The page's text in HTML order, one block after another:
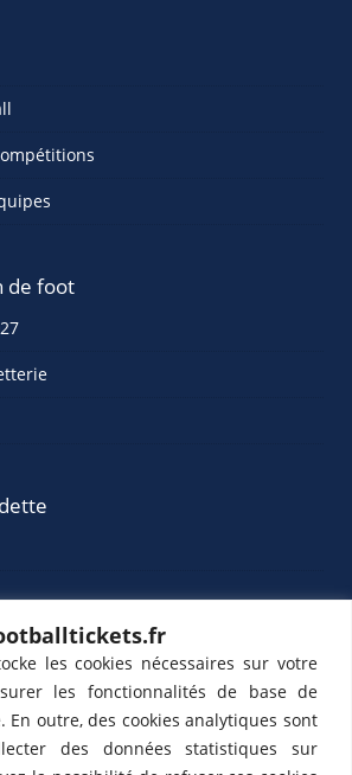
les cookies nécessaires sur votre
les fonctionnalités de base de
En outre, des cookies analytiques sont
des données statistiques sur
de foot
Catalunya 38, 8, 1, 08007 Barcelone, Espagne |